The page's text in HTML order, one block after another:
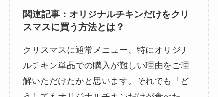
関連記事：オリジナルチキンだけをクリ
スマスに買う方法とは？
クリスマスに通常メニュー、特にオリジナ
ルチキン単品での購入が難しい理由をご理
解いただけたかと思います。それでも「ど